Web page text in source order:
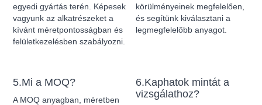
egyedi gyártás terén. Képesek
vagyunk az alkatrészeket a
kívánt méretpontosságban és
felületkezelésben szabályozni.
körülményeinek megfelelően,
és segítünk kiválasztani a
legmegfelelőbb anyagot.
5.Mi a MOQ?
A MOQ anyagban, méretben
6.Kaphatok mintát a
vizsgálathoz?